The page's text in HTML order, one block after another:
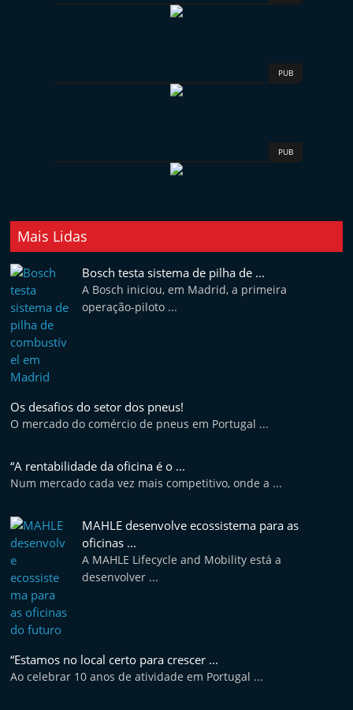
m
o
r
t
l
PUB
PUB
Mais Lidas
Bosch testa sistema de pilha de ...
A Bosch iniciou, em Madrid, a primeira
operação-piloto ...
Os desafios do setor dos pneus!
O mercado do comércio de pneus em Portugal ...
“A rentabilidade da oficina é o ...
Num mercado cada vez mais competitivo, onde a ...
MAHLE desenvolve ecossistema para as
oficinas ...
A MAHLE Lifecycle and Mobility está a
desenvolver ...
“Estamos no local certo para crescer ...
Ao celebrar 10 anos de atividade em Portugal ...